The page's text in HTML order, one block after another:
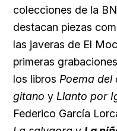
colecciones de la
destacan piezas
las javeras de El
primeras
los libros Poema del
gitano y Llanto por
Federico García